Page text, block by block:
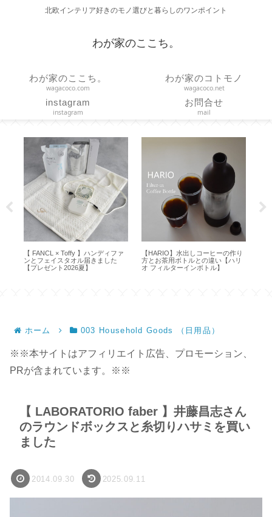
北欧インテリア好きのモノ選びと暮らしのワンポイント
わが家のここち。
わが家のここち。
wagacoco.com
わが家のコトモノ
wagacoco.net
instagram
instagram
お問合せ
mail
【 FANCL × Toffy 】ハンディファ
ンとフェイスタオル届きました
【プレゼント2026夏】
【HARIO】水出しコーヒーの作り
方とお茶用ボトルとの違い【ハリ
オ フィルターインボトル】
ホーム 003 Household Goods （日用品）
※※本サイトはアフィリエイト広告、プロモーション、
PRが含まれています。※※
【 LABORATORIO faber 】井藤昌志さん
のラウンドボックスと糸切りハサミを買い
ました
2014.09.30 2025.09.11